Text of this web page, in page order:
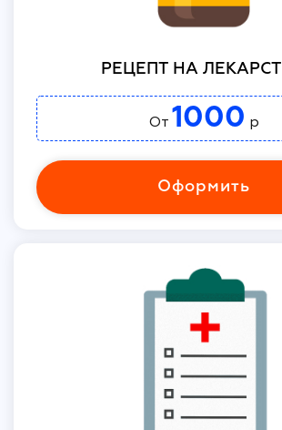
РЕЦЕПТ НА
От 1000 р
Оформить